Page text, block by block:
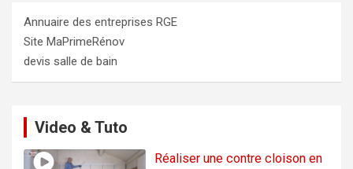
Annuaire des entreprises RGE
Site MaPrimeRénov
devis salle de bain
Video & Tuto
Réaliser une contre cloison en